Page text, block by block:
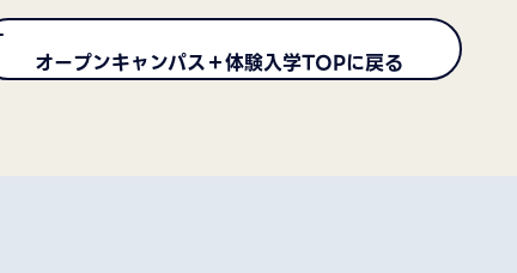
オープンキャンパス＋体験入学TOPに戻る